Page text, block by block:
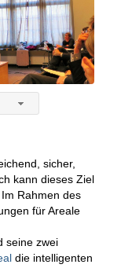
sicher,
kann dieses Ziel
Rahmen des
für Areale
seine zwei
die intelligenten